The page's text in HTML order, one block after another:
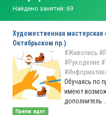
Найдено занятий: 69
Художественная мастерская
Октябрьском пр.)
#Живопись
#Рукоделие
Обучаясь по
имеют
дополнитель ...
Прием: идет